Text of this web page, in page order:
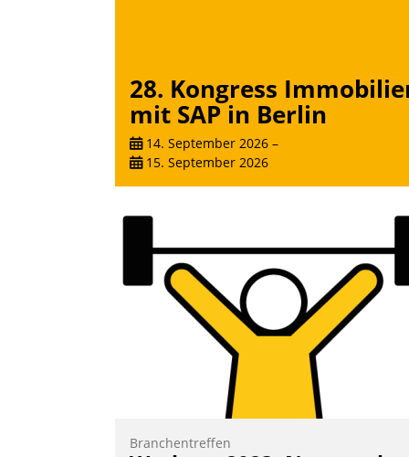
28. Kongress
mit SAP in Berlin
14. September 2026 –
15. September 2026
Branchentreffen